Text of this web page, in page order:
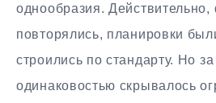
однообразия.
повторялись, планировки
строились по стандарту. Но
одинаковостью скрывалось